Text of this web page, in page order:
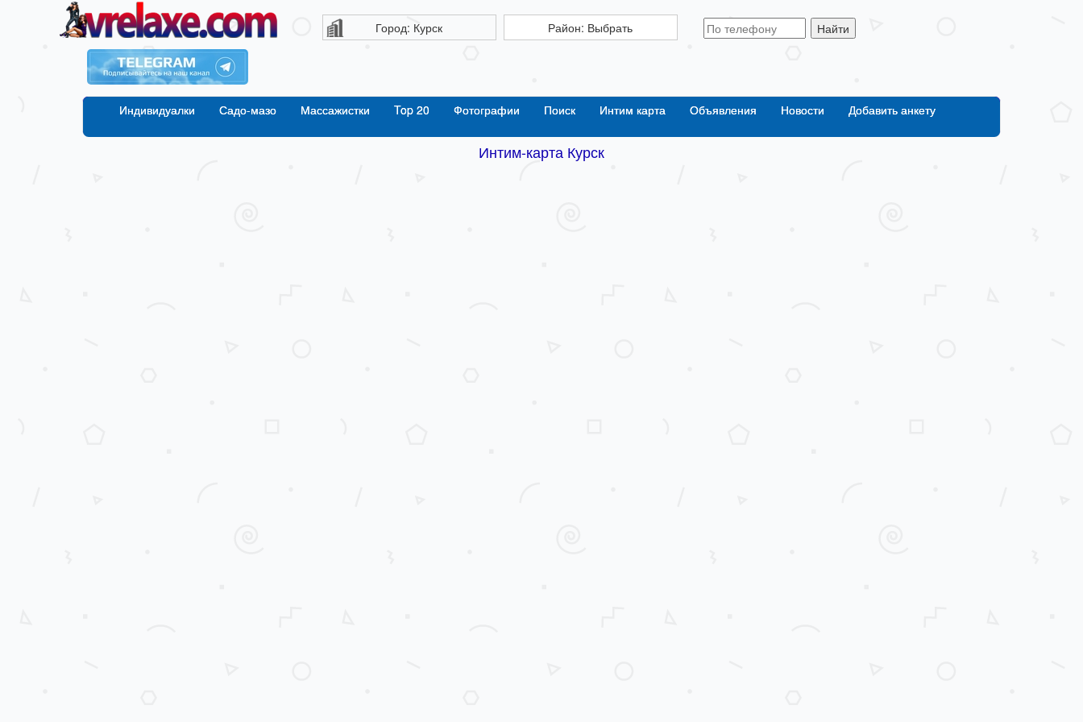
Город: Курск Район: Выбрать Найти
Индивидуалки Садо-мазо Массажистки Top 20 Фотографии Поиск Интим карта Объявления Новости Добавить анкету
Интим-карта Курск